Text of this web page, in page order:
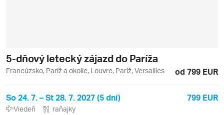
5-dňový letecký zájazd do Paríža
Francúzsko, Paríž a okolie, Louvre, Paríž, Versailles od 799 EUR
So 24. 7. – St 28. 7. 2027 (5 dní) 799 EUR
Viedeň raňajky